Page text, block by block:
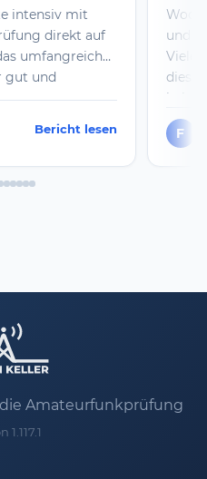
intensiv mit
direkt auf
umfangreiche
gut und
Zusätzlich hat
zur Seite
hilfreich. Mit
Bericht lesen
und
dann
F
Amateurfunkprüfung
1.117.1